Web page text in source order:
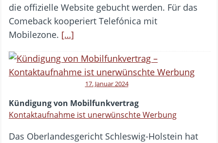
die offizielle Website gebucht werden. Für das
Comeback kooperiert Telefónica mit
Mobilezone. […]
17. Januar 2024
Kündigung von Mobilfunkvertrag
Kontaktaufnahme ist unerwünschte Werbung
Das Oberlandesgericht Schleswig-Holstein hat